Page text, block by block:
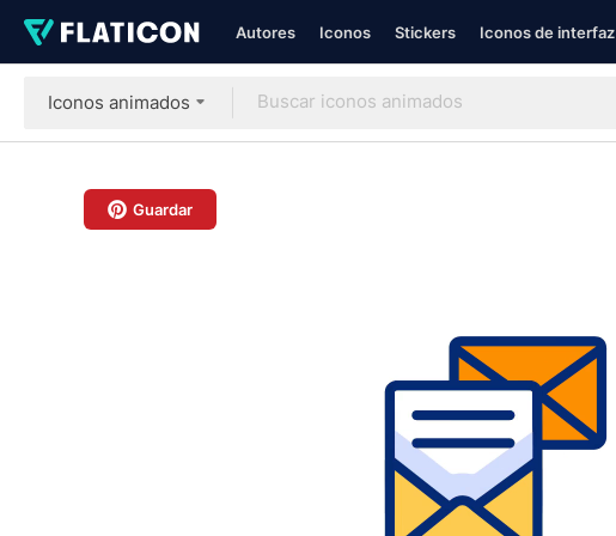
Autores Iconos Stickers Iconos de interfaz
Iconos animados
Guardar